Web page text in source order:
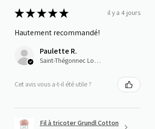
★★★★★ il y a 4 jours
Hautement recommandé!
Paulette R.
Saint-Thégonnec Loc-Eguiner, E
Cet avis vous a-t-il été utile ?
Fil à tricoter Grundl Cotton